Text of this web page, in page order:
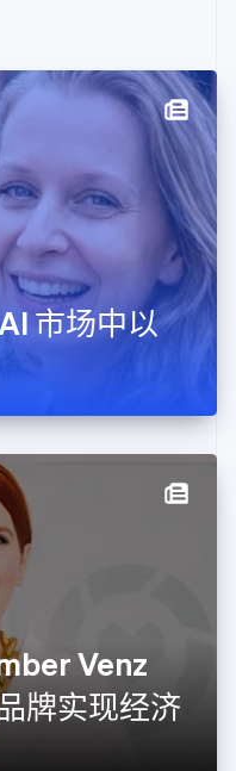
市场中以
Venz
牌实现经济